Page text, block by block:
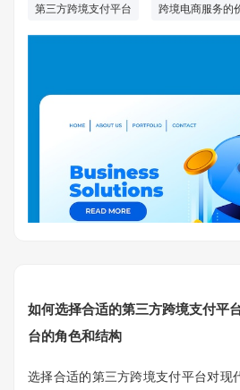
方法，并且在推动国际贸易便利化和
重要作用。~详细分析第三方跨境支付
第三方跨境支付平台 跨境电商服务的
如何选择合适的第三方跨境支付平
台的角色和结构
选择合适的第三方跨境支付平台对现